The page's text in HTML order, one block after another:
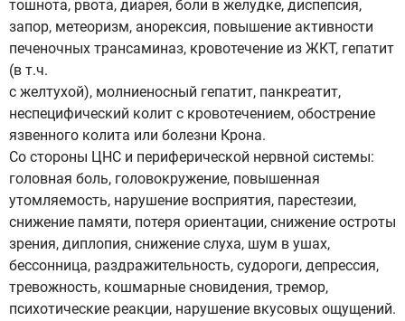
тошнота, рвота, диарея, боли в желудке, диспепсия,
запор, метеоризм, анорексия, повышение активности
печеночных трансаминаз, кровотечение из ЖКТ, гепатит
(в т.ч.
с желтухой), молниеносный гепатит, панкреатит,
неспецифический колит с кровотечением, обострение
язвенного колита или болезни Крона.
Со стороны ЦНС и периферической нервной системы:
головная боль, головокружение, повышенная
утомляемость, нарушение восприятия, парестезии,
снижение памяти, потеря ориентации, снижение остроты
зрения, диплопия, снижение слуха, шум в ушах,
бессонница, раздражительность, судороги, депрессия,
тревожность, кошмарные сновидения, тремор,
психотические реакции, нарушение вкусовых ощущений.